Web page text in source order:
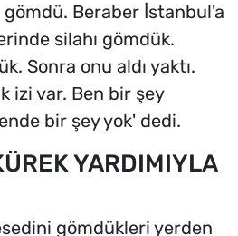
Beraber İstanbul'a
silahı gömdük.
Sonra onu aldı yaktı.
izi var. Ben bir şey
bir şey yok' dedi.
YARDIMIYLA
gömdükleri yerden